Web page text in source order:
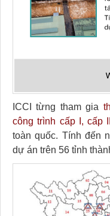
ICCI từng tham gia
công trình cấp I, cấp
toàn quốc. Tính đến
dự án trên 56 tỉnh